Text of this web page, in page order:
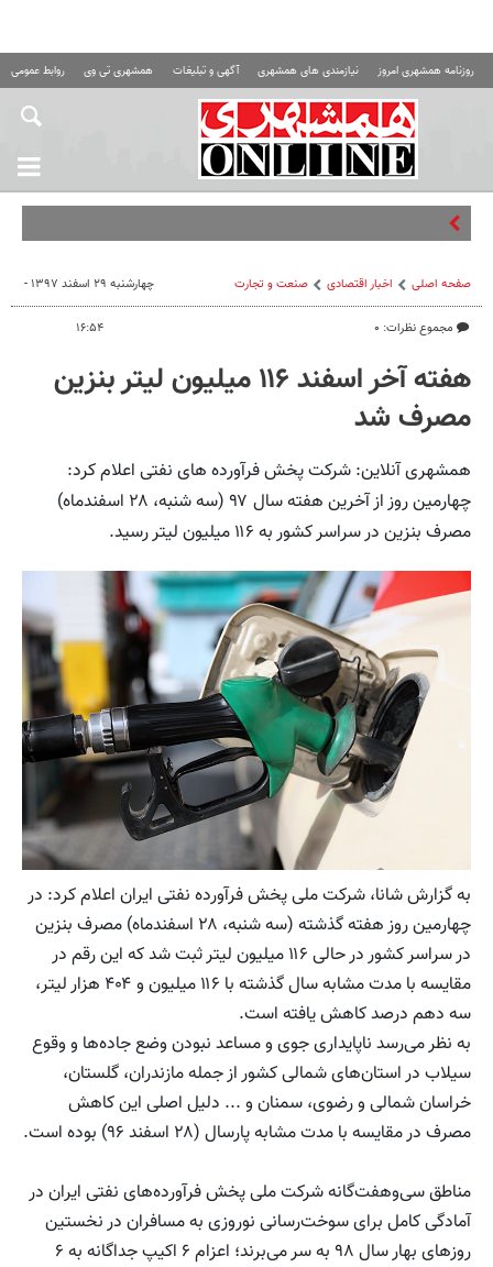
روزنامه همشهری امروز نیازمندی های همشهری آگهی و تبلیغات همشهری تی وی روابط عمومی
صفحه اصلی اخبار اقتصادی صنعت و تجارت
مجموع نظرات: ۰
چهارشنبه ۲۹ اسفند ۱۳۹۷ -
۱۶:۵۴
هفته آخر اسفند ۱۱۶ میلیون لیتر بنزین
مصرف شد
همشهری آنلاین: شرکت پخش فرآورده های نفتی اعلام کرد:
چهارمین روز از آخرین هفته سال ۹۷ (سه شنبه، ۲۸ اسفندماه)
مصرف بنزین در سراسر کشور به ۱۱۶ میلیون لیتر رسید.
به گزارش شانا، شرکت ملی پخش فرآورده نفتی ایران اعلام کرد: در
چهارمین روز هفته گذشته (سه شنبه، ۲۸ اسفندماه) مصرف بنزین
در سراسر کشور در حالی ۱۱۶ میلیون لیتر ثبت شد که این رقم در
مقایسه با مدت مشابه سال گذشته با ۱۱۶ میلیون و ۴۰۴ هزار لیتر،
سه دهم درصد کاهش یافته است.
به نظر می‌رسد ناپایداری جوی و مساعد نبودن وضع جاده‌ها و وقوع
سیلاب در استان‌های شمالی کشور از جمله مازندران، گلستان،
خراسان شمالی و رضوی، سمنان و ... دلیل اصلی این کاهش
مصرف در مقایسه با مدت مشابه پارسال (۲۸ اسفند ۹۶) بوده است.
مناطق سی‌وهفت‌گانه شرکت ملی پخش فرآورده‌های نفتی ایران در
آمادگی کامل برای سوخت‌رسانی نوروزی به مسافران در نخستین
روزهای بهار سال ۹۸ به سر می‌برند؛ اعزام ۶ اکیپ جداگانه به ۶